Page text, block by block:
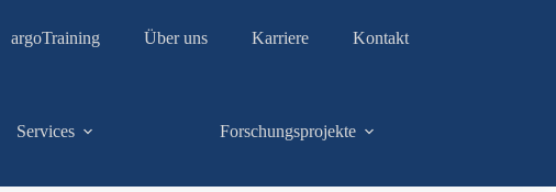
argoTraining Über uns Karriere Kontakt
Services Forschungsprojekte